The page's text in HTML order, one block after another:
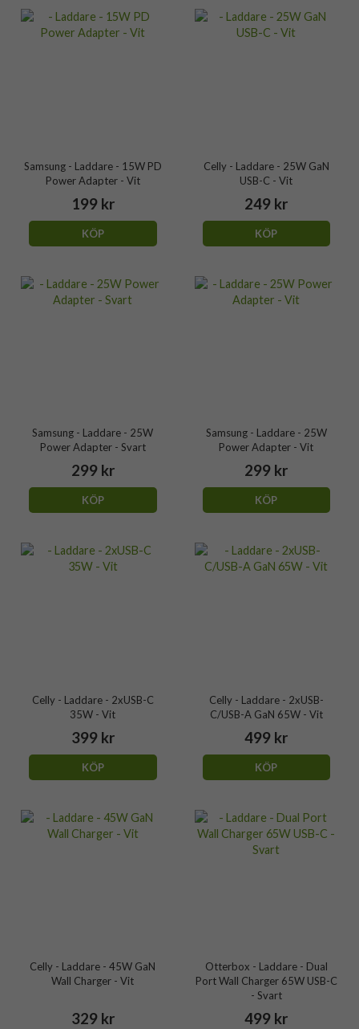
Samsung - Laddare - 15W PD
Power Adapter - Vit
199 kr
KÖP
Celly - Laddare - 25W GaN
USB-C - Vit
249 kr
KÖP
Samsung - Laddare - 25W
Power Adapter - Svart
299 kr
KÖP
Samsung - Laddare - 25W
Power Adapter - Vit
299 kr
KÖP
Celly - Laddare - 2xUSB-C
35W - Vit
399 kr
KÖP
Celly - Laddare - 2xUSB-
C/USB-A GaN 65W - Vit
499 kr
KÖP
Celly - Laddare - 45W GaN
Wall Charger - Vit
329 kr
Otterbox - Laddare - Dual
Port Wall Charger 65W USB-C
- Svart
499 kr